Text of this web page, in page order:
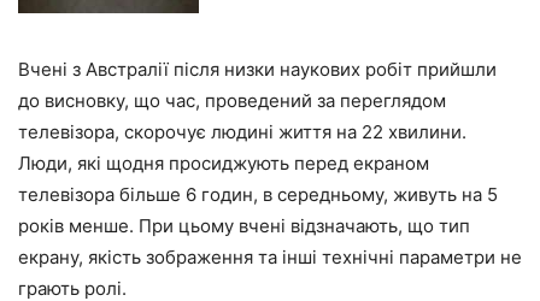
Вчені з Австралії після низки наукових робіт прийшли
до висновку, що час, проведений за переглядом
телевізора, скорочує людині життя на 22 хвилини.
Люди, які щодня просиджують перед екраном
телевізора більше 6 годин, в середньому, живуть на 5
років менше. При цьому вчені відзначають, що тип
екрану, якість зображення та інші технічні параметри не
грають ролі.